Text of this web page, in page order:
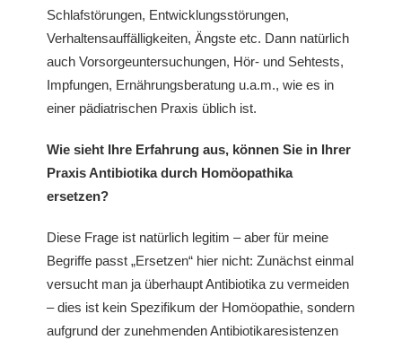
Schlafstörungen, Entwicklungsstörungen,
Verhaltensauffälligkeiten, Ängste etc. Dann natürlich
auch Vorsorgeuntersuchungen, Hör- und Sehtests,
Impfungen, Ernährungsberatung u.a.m., wie es in
einer pädiatrischen Praxis üblich ist.
Wie sieht Ihre Erfahrung aus, können Sie in Ihrer
Praxis Antibiotika durch Homöopathika
ersetzen?
Diese Frage ist natürlich legitim – aber für meine
Begriffe passt „Ersetzen“ hier nicht: Zunächst einmal
versucht man ja überhaupt Antibiotika zu vermeiden
– dies ist kein Spezifikum der Homöopathie, sondern
aufgrund der zunehmenden Antibiotikaresistenzen